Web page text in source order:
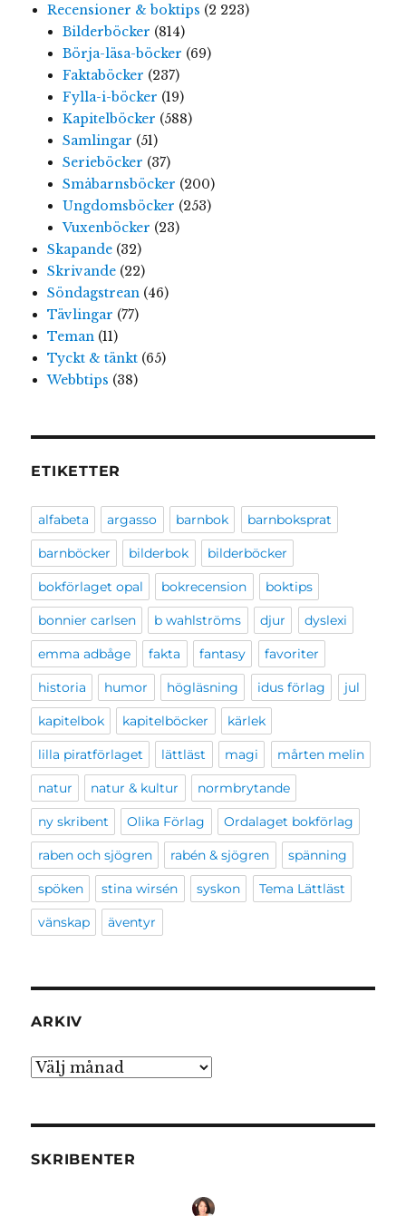
Recensioner & boktips (2 223)
Bilderböcker (814)
Börja-läsa-böcker (69)
Faktaböcker (237)
Fylla-i-böcker (19)
Kapitelböcker (588)
Samlingar (51)
Serieböcker (37)
Småbarnsböcker (200)
Ungdomsböcker (253)
Vuxenböcker (23)
Skapande(32)
Skrivande(22)
Söndagstrean(46)
Tävlingar (77)
Teman(11)
Tyckt & tänkt(65)
Webbtips (38)
ETIKETTER
alfabeta argasso barnbok barnboksprat
barnböcker bilderbok bilderböcker
bokförlaget opal bokrecension boktips
bonnier carlsen b wahlströms djur dyslexi
emma adbåge fakta fantasy favoriter
historia humor högläsning idus förlag jul
kapitelbok kapitelböcker kärlek
lilla piratförlaget lättläst magi mårten melin
natur natur & kultur normbrytande
ny skribent Olika Förlag Ordalaget bokförlag
raben och sjögren rabén & sjögren spänning
spöken stina wirsén syskon Tema Lättläst
vänskap äventyr
ARKIV
Arkiv
SKRIBENTER